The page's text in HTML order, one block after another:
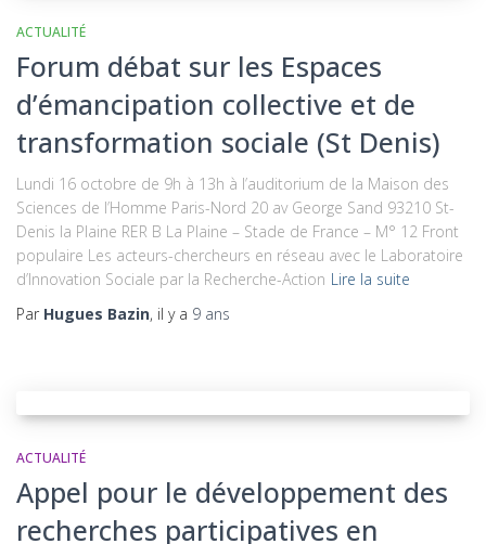
ACTUALITÉ
Forum débat sur les Espaces
d’émancipation collective et de
transformation sociale (St Denis)
Lundi 16 octobre de 9h à 13h à l’auditorium de la Maison des
Sciences de l’Homme Paris-Nord 20 av George Sand 93210 St-
Denis la Plaine RER B La Plaine – Stade de France – M° 12 Front
populaire Les acteurs-chercheurs en réseau avec le Laboratoire
d’Innovation Sociale par la Recherche-Action Lire la suite
Par Hugues Bazin, il y a 9 ans
ACTUALITÉ
Appel pour le développement des
recherches participatives en